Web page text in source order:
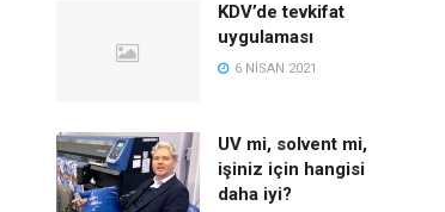
KDV’de tevkifat
uygulaması
6 NISAN 2021
UV mi, solvent mi,
işiniz için hangisi
daha iyi?